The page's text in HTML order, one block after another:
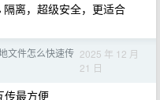
离，超级安全，更适合
文件怎么快速传 2025 年 12 月
21 日
传最方便